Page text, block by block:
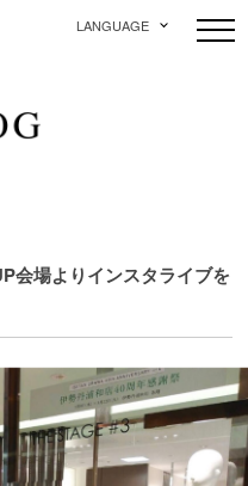
LANGUAGE
会場よりインスタライブを